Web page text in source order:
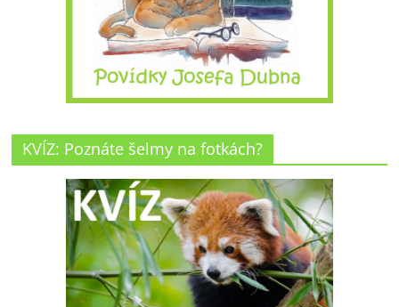
KVÍZ: Poznáte šelmy na fotkách?